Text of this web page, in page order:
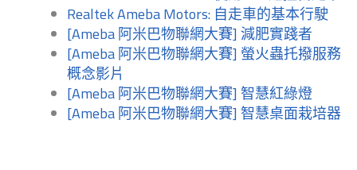
Realtek Ameba Motors: 自走車的基本行駛
[Ameba 阿米巴物聯網大賽] 減肥實踐者
[Ameba 阿米巴物聯網大賽] 螢火蟲托撥服務
概念影片
[Ameba 阿米巴物聯網大賽] 智慧紅綠燈
[Ameba 阿米巴物聯網大賽] 智慧桌面栽培器